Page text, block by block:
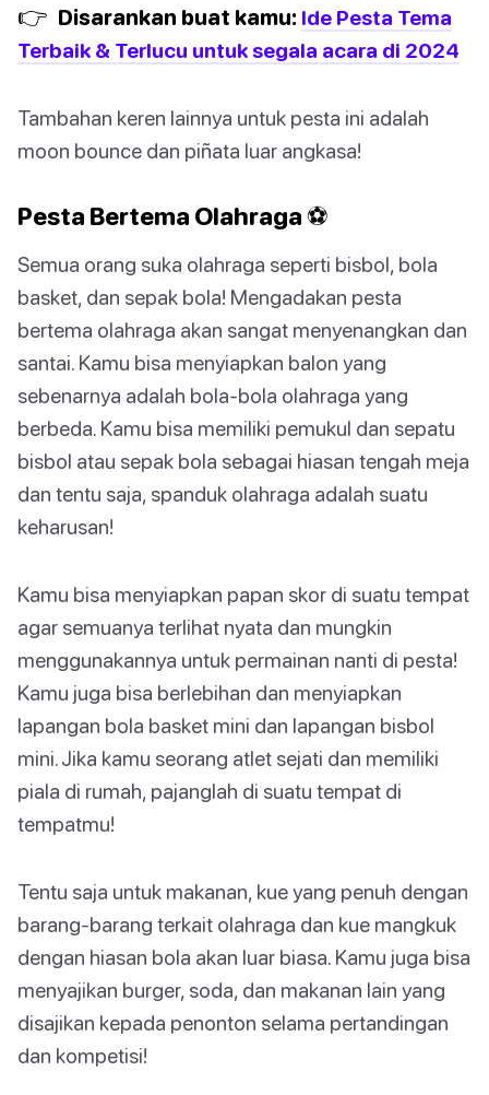
👉 Disarankan buat kamu: Ide Pesta Tema
Terbaik & Terlucu untuk segala acara di 2024
Tambahan keren lainnya untuk pesta ini adalah
moon bounce dan piñata luar angkasa!
Pesta Bertema Olahraga ⚽
Semua orang suka olahraga seperti bisbol, bola
basket, dan sepak bola! Mengadakan pesta
bertema olahraga akan sangat menyenangkan dan
santai. Kamu bisa menyiapkan balon yang
sebenarnya adalah bola-bola olahraga yang
berbeda. Kamu bisa memiliki pemukul dan sepatu
bisbol atau sepak bola sebagai hiasan tengah meja
dan tentu saja, spanduk olahraga adalah suatu
keharusan!
Kamu bisa menyiapkan papan skor di suatu tempat
agar semuanya terlihat nyata dan mungkin
menggunakannya untuk permainan nanti di pesta!
Kamu juga bisa berlebihan dan menyiapkan
lapangan bola basket mini dan lapangan bisbol
mini. Jika kamu seorang atlet sejati dan memiliki
piala di rumah, pajanglah di suatu tempat di
tempatmu!
Tentu saja untuk makanan, kue yang penuh dengan
barang-barang terkait olahraga dan kue mangkuk
dengan hiasan bola akan luar biasa. Kamu juga bisa
menyajikan burger, soda, dan makanan lain yang
disajikan kepada penonton selama pertandingan
dan kompetisi!